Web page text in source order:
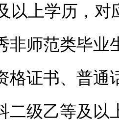
上学历，对
非师范类毕业
格证书、普通
二级乙等及